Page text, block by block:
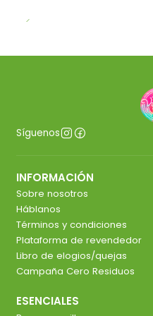
Síguenos
INFORMACIÓN
Sobre nosotros
Háblanos
Términos y condiciones
Plataforma de revendedor
Libro de elogios/quejas
Campaña Cero Residuos
ESENCIALES